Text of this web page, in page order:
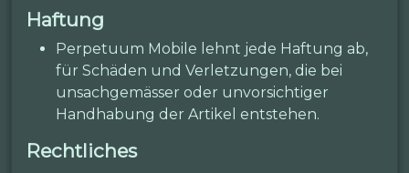
Haftung
Perpetuum Mobile lehnt jede Haftung ab,
für Schäden und Verletzungen, die bei
unsachgemässer oder unvorsichtiger
Handhabung der Artikel entstehen.
Rechtliches